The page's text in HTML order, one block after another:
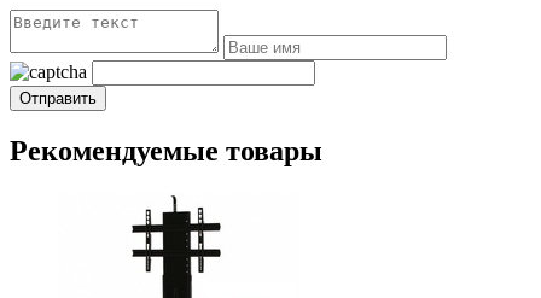
Рекомендуемые товары